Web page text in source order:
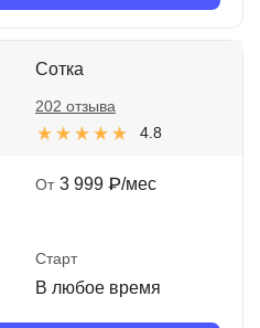
Сотка
4.8
202 отзыва
От 3 999 ₽/мес
Старт
В любое время